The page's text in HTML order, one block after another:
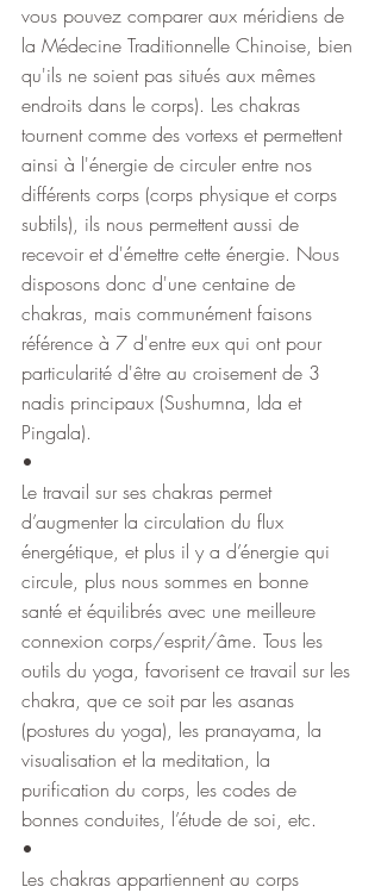
vous pouvez comparer aux méridiens de
la Médecine Traditionnelle Chinoise, bien
qu'ils ne soient pas situés aux mêmes
endroits dans le corps). Les chakras
tournent comme des vortexs et permettent
ainsi à l'énergie de circuler entre nos
différents corps (corps physique et corps
subtils), ils nous permettent aussi de
recevoir et d'émettre cette énergie. Nous
disposons donc d'une centaine de
chakras, mais communément faisons
référence à 7 d'entre eux qui ont pour
particularité d'être au croisement de 3
nadis principaux (Sushumna, Ida et
Pingala).
•
Le travail sur ses chakras permet
d’augmenter la circulation du flux
énergétique, et plus il y a d’énergie qui
circule, plus nous sommes en bonne
santé et équilibrés avec une meilleure
connexion corps/esprit/âme. Tous les
outils du yoga, favorisent ce travail sur les
chakra, que ce soit par les asanas
(postures du yoga), les pranayama, la
visualisation et la meditation, la
purification du corps, les codes de
bonnes conduites, l’étude de soi, etc.
•
Les chakras appartiennent au corps